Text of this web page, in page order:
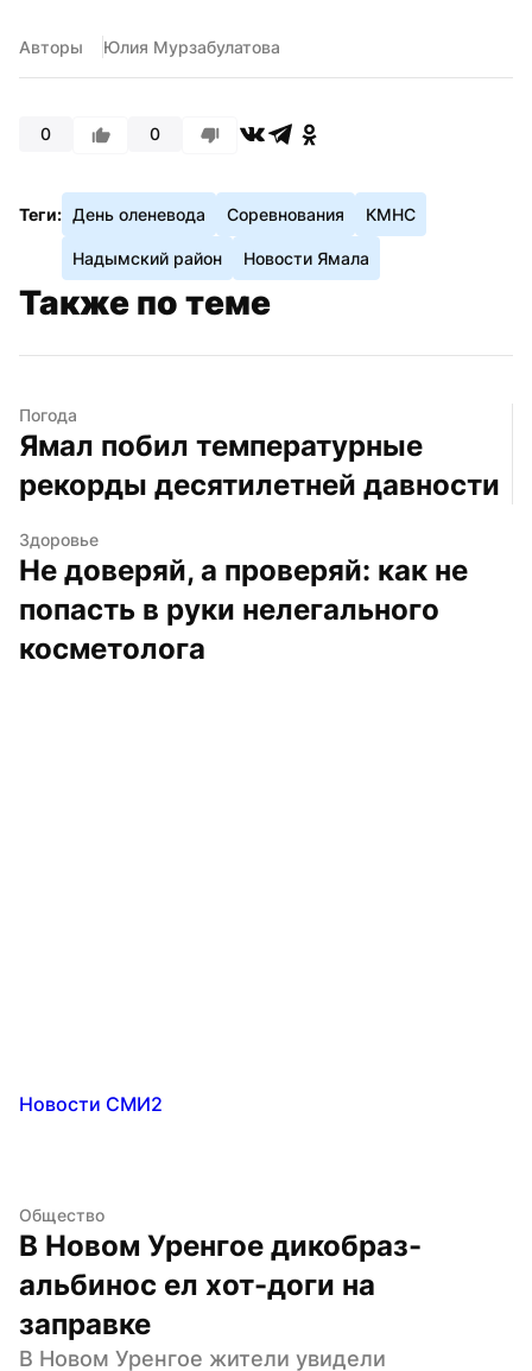
Авторы Юлия Мурзабулатова
0 0
Теги: День оленевода Соревнования КМНС
Надымский район Новости Ямала
Также по теме
Погода
Ямал побил температурные
рекорды десятилетней давности
Здоровье
Не доверяй, а проверяй: как не
попасть в руки нелегального
косметолога
Новости СМИ2
Общество
В Новом Уренгое дикобраз-
альбинос ел хот-доги на
заправке
В Новом Уренгое жители увидели